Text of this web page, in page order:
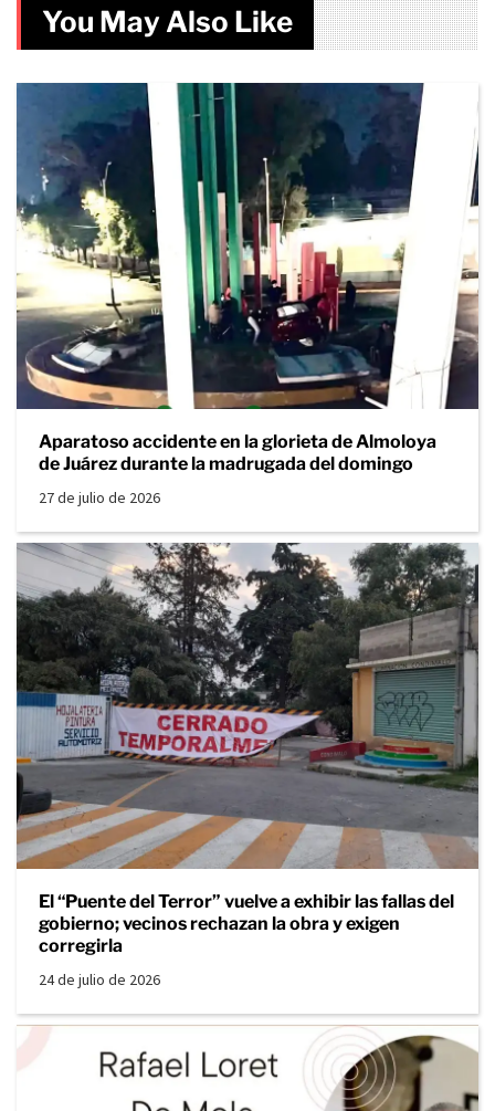
You May Also Like
Aparatoso accidente en la glorieta de Almoloya
de Juárez durante la madrugada del domingo
27 de julio de 2026
El “Puente del Terror” vuelve a exhibir las fallas del
gobierno; vecinos rechazan la obra y exigen
corregirla
24 de julio de 2026